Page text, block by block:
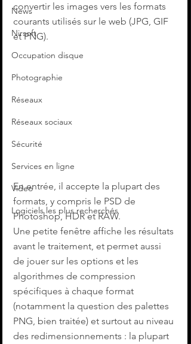
News
Nirsoft
Occupation disque
Photographie
Réseaux
Réseaux sociaux
Sécurité
Services en ligne
Video
Logiciels les plus recherchés
convertir les images vers les formats
courants utilisés sur le web (JPG, GIF
et PNG).
En entrée, il accepte la plupart des
formats, y compris le PSD de
Photoshop, HDR et RAW.
Une petite fenêtre affiche les résultats
avant le traitement, et permet aussi
de jouer sur les options et les
algorithmes de compression
spécifiques à chaque format
(notamment la question des palettes
PNG, bien traitée) et surtout au niveau
des redimensionnements : la plupart